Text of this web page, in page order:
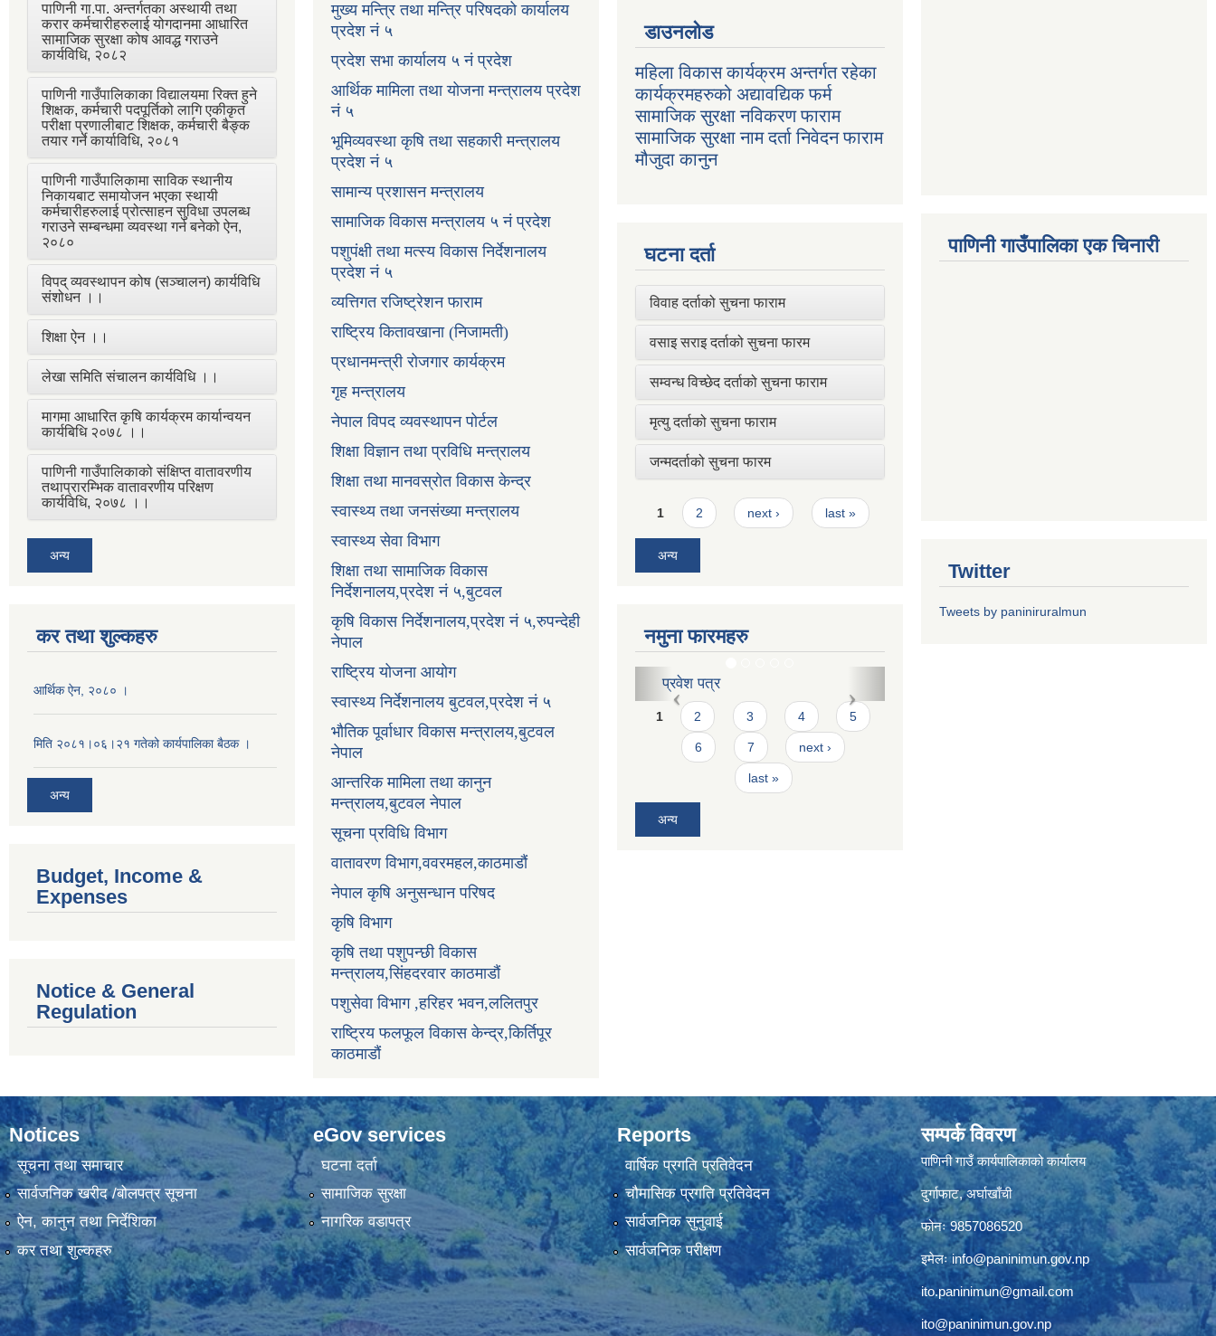
पाणिनी गा.पा. अन्तर्गतका अस्थायी तथा
करार कर्मचारीहरुलाई योगदानमा आधारित
सामाजिक सुरक्षा कोष आवद्ध गराउने
कार्यविधि, २०८२
पाणिनी गाउँपालिकाका विद्यालयमा रिक्त हुने
शिक्षक, कर्मचारी पदपूर्तिको लागि एकीकृत
परीक्षा प्रणालीबाट शिक्षक, कर्मचारी बैङ्क
तयार गर्ने कार्याविधि, २०८१
पाणिनी गाउँपालिकामा साविक स्थानीय
निकायबाट समायोजन भएका स्थायी
कर्मचारीहरुलाई प्रोत्साहन सुविधा उपलब्ध
गराउने सम्बन्धमा व्यवस्था गर्न बनेको ऐन,
२०८०
विपद् व्यवस्थापन कोष (सञ्चालन) कार्यविधि
संशोधन ।।
शिक्षा ऐन ।।
लेखा समिति संचालन कार्यविधि ।।
मागमा आधारित कृषि कार्यक्रम कार्यान्वयन
कार्यबिधि २०७८ ।।
पाणिनी गाउँपालिकाको संक्षिप्त वातावरणीय
तथाप्रारम्भिक वातावरणीय परिक्षण
कार्यविधि, २०७८ ।।
अन्य
कर तथा शुल्कहरु
आर्थिक ऐन, २०८० ।
मिति २०८१।०६।२१ गतेको कार्यपालिका बैठक ।
अन्य
Budget, Income &
Expenses
Notice & General
Regulation
मुख्य मन्त्रि तथा मन्त्रि परिषदको कार्यालय
प्रदेश नं ५
प्रदेश सभा कार्यालय ५ नं प्रदेश
आर्थिक मामिला तथा योजना मन्त्रालय प्रदेश
नं ५
भूमिव्यवस्था कृषि तथा सहकारी मन्त्रालय
प्रदेश नं ५
सामान्य प्रशासन मन्त्रालय
सामाजिक विकास मन्त्रालय ५ नं प्रदेश
पशुपंक्षी तथा मत्स्य विकास निर्देशनालय
प्रदेश नं ५
व्यत्तिगत रजिष्ट्रेशन फाराम
राष्ट्रिय कितावखाना (निजामती)
प्रधानमन्त्री रोजगार कार्यक्रम
गृह मन्त्रालय
नेपाल विपद व्यवस्थापन पोर्टल
शिक्षा विज्ञान तथा प्रविधि मन्त्रालय
शिक्षा तथा मानवस्रोत विकास केन्द्र
स्वास्थ्य तथा जनसंख्या मन्त्रालय
स्वास्थ्य सेवा विभाग
शिक्षा तथा सामाजिक विकास
निर्देशनालय,प्रदेश नं ५,बुटवल
कृषि विकास निर्देशनालय,प्रदेश नं ५,रुपन्देही
नेपाल
राष्ट्रिय योजना आयोग
स्वास्थ्य निर्देशनालय बुटवल,प्रदेश नं ५
भौतिक पूर्वाधार विकास मन्त्रालय,बुटवल
नेपाल
आन्तरिक मामिला तथा कानुन
मन्त्रालय,बुटवल नेपाल
सूचना प्रविधि विभाग
वातावरण विभाग,ववरमहल,काठमाडौं
नेपाल कृषि अनुसन्धान परिषद
कृषि विभाग
कृषि तथा पशुपन्छी विकास
मन्त्रालय,सिंहदरवार काठमाडौं
पशुसेवा विभाग ,हरिहर भवन,ललितपुर
राष्ट्रिय फलफूल विकास केन्द्र,किर्तिपूर
काठमाडौं
डाउनलोड
महिला विकास कार्यक्रम अन्तर्गत रहेका
कार्यक्रमहरुको अद्यावद्यिक फर्म
सामाजिक सुरक्षा नविकरण फाराम
सामाजिक सुरक्षा नाम दर्ता निवेदन फाराम
मौजुदा कानुन
घटना दर्ता
विवाह दर्ताको सुचना फाराम
वसाइ सराइ दर्ताको सुचना फारम
सम्वन्ध विच्छेद दर्ताको सुचना फाराम
मृत्यु दर्ताको सुचना फाराम
जन्मदर्ताको सुचना फारम
Pages
1 2 next › last »
अन्य
नमुना फारमहरु
करार सेवाको लागि दरखास्त फारमः
Pages
1 2 3 4 5
6 7 next ›
last »
अन्य
पाणिनी गाउँपालिका एक चिनारी
Twitter
Tweets by paniniruralmun
Notices
सूचना तथा समाचार
सार्वजनिक खरीद /बोलपत्र सूचना
ऐन, कानुन तथा निर्देशिका
कर तथा शुल्कहरु
eGov services
घटना दर्ता
सामाजिक सुरक्षा
नागरिक वडापत्र
Reports
वार्षिक प्रगति प्रतिवेदन
चौमासिक प्रगति प्रतिवेदन
सार्वजनिक सुनुवाई
सार्वजनिक परीक्षण
सम्पर्क विवरण
पाणिनी गाउँ कार्यपालिकाको कार्यालय
दुर्गाफाट, अर्घाखाँची
फोनः 9857086520
इमेलःinfo@paninimun.gov.np
ito.paninimun@gmail.com
ito@paninimun.gov.np